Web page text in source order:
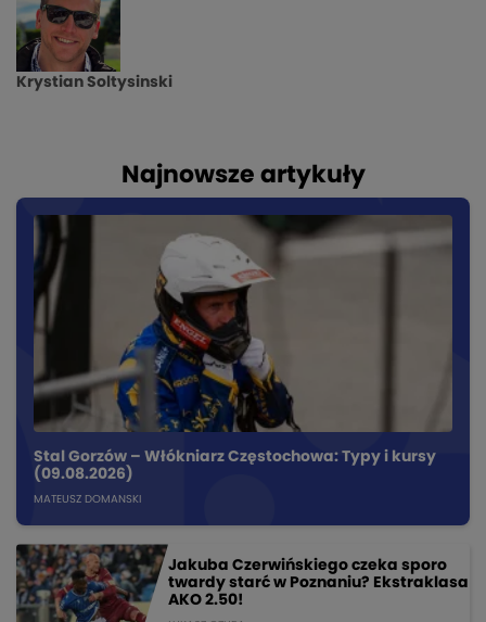
Krystian Soltysinski
Najnowsze artykuły
Stal Gorzów – Włókniarz Częstochowa: Typy i kursy
(09.08.2026)
MATEUSZ DOMANSKI
Jakuba Czerwińskiego czeka sporo
twardy starć w Poznaniu? Ekstraklasa
AKO 2.50!